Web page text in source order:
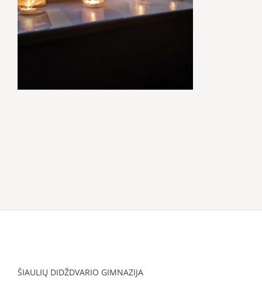
ŠIAULIŲ DIDŽDVARIO GIMNAZIJA